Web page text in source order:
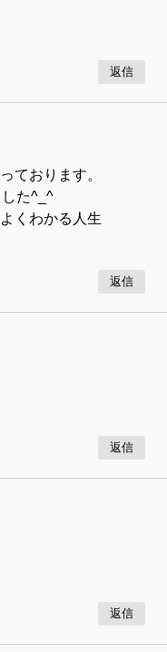
返信
ております。
た^_^
くわかる人生
返信
返信
返信